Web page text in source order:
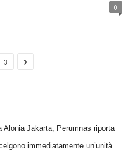
0
3
Alonia Jakarta, Perumnas riporta
immediatamente un’unità